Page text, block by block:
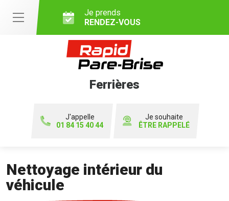
Je prends
RENDEZ-VOUS
Ferrières
J'appelle
01 84 15 40 44
Je souhaite
ÊTRE RAPPELÉ
Nettoyage intérieur du
véhicule